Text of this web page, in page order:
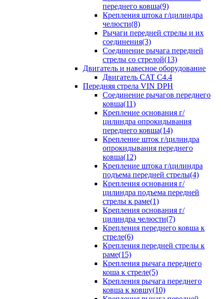
переднего ковша(9)
Крепления штока г/цилиндра
челюсти(8)
Рычаги передней стрелы и их
соединения(3)
Соединение рычага передней
стрелы со стрелой(13)
Двигатель и навесное оборудование
Двигатель CAT C4.4
Передняя стрела VIN DPH
Cоединение рычагов переднего
ковша(11)
Крепление основания г/
цилиндра опрокидывания
переднего ковша(14)
Крепление шток г/цилиндра
опрокидывания переднего
ковша(12)
Крепление штока г/цилиндра
подъема передней стрелы(4)
Крепления основания г/
цилиндра подъема передней
стрелы к раме(1)
Крепления основания г/
цилиндра челюсти(7)
Крепления переднего ковша к
стреле(6)
Крепления передней стрелы к
раме(15)
Крепления рычага переднего
коша к стреле(5)
Крепления рычага переднего
ковша к ковшу(10)